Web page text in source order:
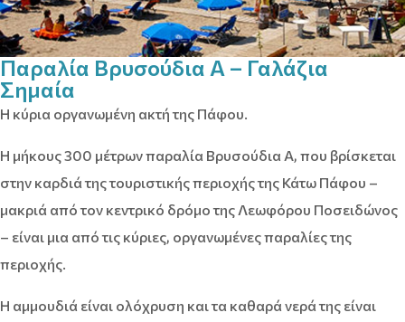
Παραλία Βρυσούδια Α – Γαλάζια
Σημαία
Η κύρια οργανωμένη ακτή της Πάφου.
Η μήκους 300 μέτρων παραλία Βρυσούδια Α, που βρίσκεται
στην καρδιά της τουριστικής περιοχής της Κάτω Πάφου –
μακριά από τον κεντρικό δρόμο της Λεωφόρου Ποσειδώνος
– είναι μια από τις κύριες, οργανωμένες παραλίες της
περιοχής.
Η αμμουδιά είναι ολόχρυση και τα καθαρά νερά της είναι